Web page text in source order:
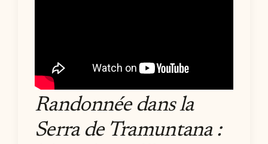
Randonnée dans la
Serra de Tramuntana :